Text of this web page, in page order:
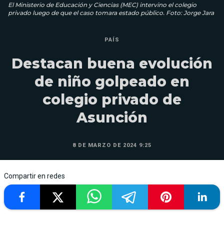
El Ministerio de Educación y Ciencias (MEC) intervino el colegio
privado luego de que el caso tomara estado público. Foto: Jorge Jara
PAÍS
Destacan buena evolución
de niño golpeado en
colegio privado de
Asunción
8 DE MARZO DE 2024 9:25
Compartir en redes